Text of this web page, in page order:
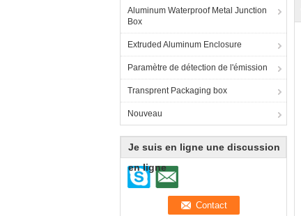
Aluminum Waterproof Metal Junction
Box
Extruded Aluminum Enclosure
Paramètre de détection de l'émission
Transprent Packaging box
Nouveau
Je suis en ligne une discussion
en ligne